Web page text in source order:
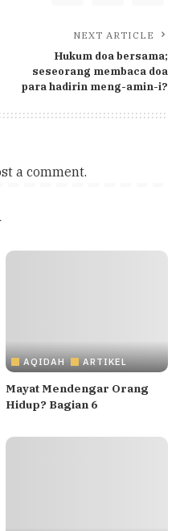
NEXT ARTICLE
Hukum doa bersama;
seseorang membaca doa
para hadirin meng-amin-i?
a comment.
AQIDAH ARTIKEL
Mayat Mendengar Orang
Hidup? Bagian 6